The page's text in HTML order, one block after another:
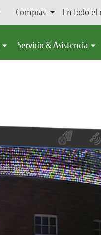
Compras En todo el
Servicio & Asistencia